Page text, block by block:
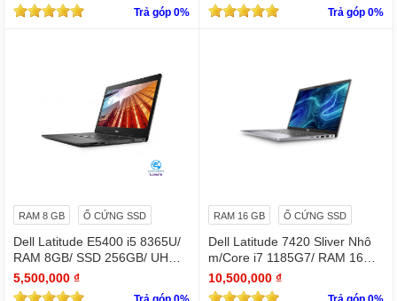
Trả góp 0% Trả góp 0%
RAM 8 GB Ổ CỨNG SSD
Dell Latitude E5400 i5 8365U/
RAM 8GB/ SSD 256GB/ UHD
Graphics 620/ 14 INCH FHD
5,500,000 ₫
RAM 16 GB Ổ CỨNG SSD
Dell Latitude 7420 Sliver Nhô
m/Core i7 1185G7/ RAM 16Gb/
SSD Nvme 256Gb/LCD 14' FH
D 1920 x 1080/ Like new / WIN
10,500,000 ₫